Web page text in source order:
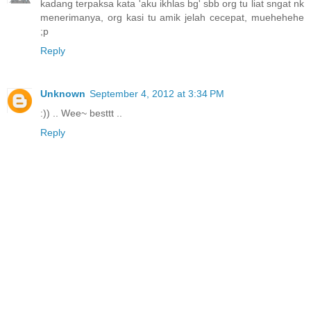
kadang terpaksa kata 'aku ikhlas bg' sbb org tu liat sngat nk
menerimanya, org kasi tu amik jelah cecepat, muehehehe
;p
Reply
Unknown September 4, 2012 at 3:34 PM
:)) .. Wee~ besttt ..
Reply